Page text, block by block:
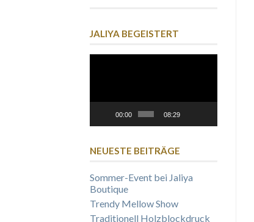
JALIYA BEGEISTERT
00:00 08:29
NEUESTE BEITRÄGE
Sommer-Event bei Jaliya
Boutique
Trendy Mellow Show
Traditionell Holzblockdruck